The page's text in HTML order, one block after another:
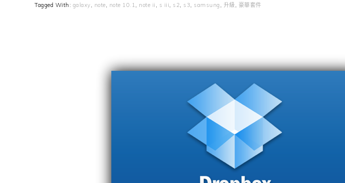
Tagged With: galaxy, note, note 10.1, note ii , s iii, s2, s3, samsung , 升級 , 豪華套件